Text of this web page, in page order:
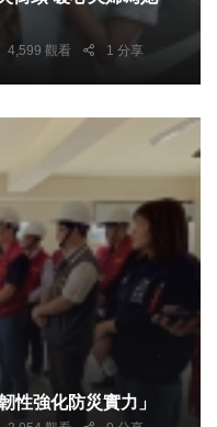
4,599 觀看 1 分享
性強化防災實力」